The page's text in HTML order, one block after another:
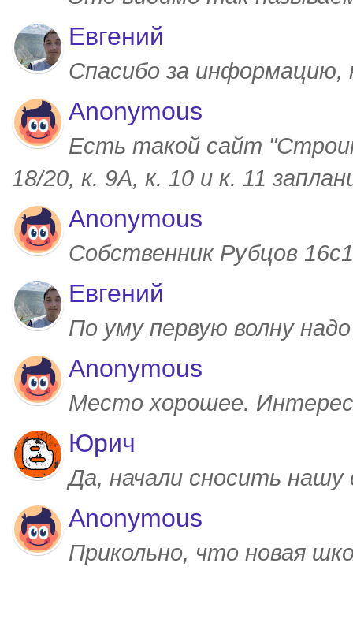
Евгений
Спасибо за
Anonymous
Есть такой сайт
18/20, к. 9А, к. 10 и к. 11
Anonymous
Собственник Рубцов
Евгений
По уму первую волну
Anonymous
Место хорошее.
Юрич
Да, начали сносить
Anonymous
Прикольно, что новая